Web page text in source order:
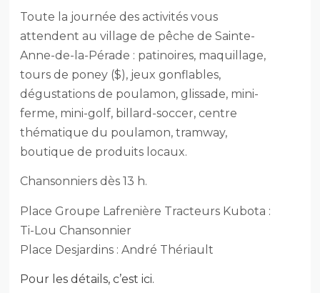
Toute la journée des activités vous
attendent au village de pêche de Sainte-
Anne-de-la-Pérade : patinoires, maquillage,
tours de poney ($), jeux gonflables,
dégustations de poulamon, glissade, mini-
ferme, mini-golf, billard-soccer, centre
thématique du poulamon, tramway,
boutique de produits locaux.
Chansonniers dès 13 h.
Place Groupe Lafrenière Tracteurs Kubota :
Ti-Lou Chansonnier
Place Desjardins : André Thériault
Pour les détails, c’est ici.